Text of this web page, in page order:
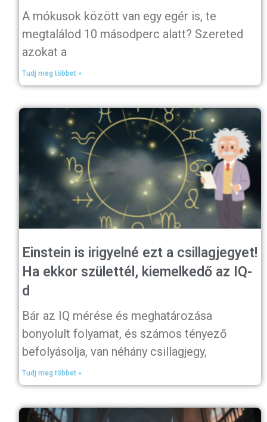
A mókusok között van egy egér is, te
megtalálod 10 másodperc alatt? Szereted
azokat a
Tudj meg többet »
Einstein is irigyelné ezt a csillagjegyet!
Ha ekkor születtél, kiemelkedő az IQ-
d
Bár az IQ mérése és meghatározása
bonyolult folyamat, és számos tényező
befolyásolja, van néhány csillagjegy,
Tudj meg többet »